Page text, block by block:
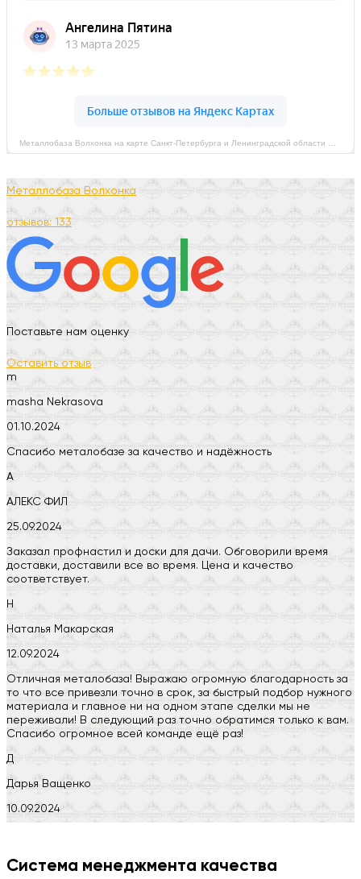
Металлобаза Волхонка
отзывов: 133
Поставьте нам оценку
Оставить отзыв
m
masha Nekrasova
01.10.2024
Спасибо металобазе за качество и надёжность
А
АЛЕКС ФИЛ
25.09.2024
Заказал профнастил и доски для дачи. Обговорили время
доставки, доставили все во время. Цена и качество
соответствует.
Н
Наталья Макарская
12.09.2024
Отличная металобаза! Выражаю огромную благодарность за
то что все привезли точно в срок, за быстрый подбор нужного
материала и главное ни на одном этапе сделки мы не
переживали! В следующий раз точно обратимся только к вам.
Спасибо огромное всей команде ещё раз!
Д
Дарья Ващенко
10.09.2024
H
Система менеджмента качества